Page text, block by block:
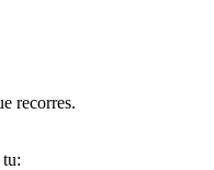
recorres.